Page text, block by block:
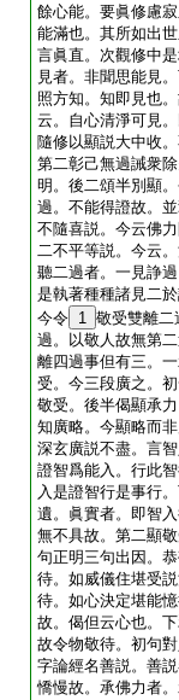
餘心能。要眞修慮
能滿也。其所如出
言眞直。次觀修中
見者。非聞思能見
照方知。知即見也
云。自心清淨可見
隨修以顯説大中收
第二彰己無過誡衆
明。後二頌半別顯
過。不能得證故。
不隨喜説。今云佛
二不平等説。今云
聽二過者。一見諍
是執著種種諸見二
今令 1 敬受雙離二
過。以敬人故無第
離四過事但有三。
受。今三段廣之。
敬受。後半偈顯承
知廣略。今顯略而
深玄廣説不盡。言
證智爲能入。行此
入是證智行是事行
遺。眞實者。即智
無不具故。第二顯
句正明三句出因。
待。如威儀住堪受
待。如心決定堪能
故。偈但云心也。
故令物敬待。初句
字論經名善説。善
憍慢故。承佛力者